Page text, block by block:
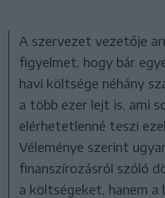
A szervezet vezetője
figyelmet, hogy bár
havi költsége néhány
a több ezer lejt is, ami
elérhetetlenné teszi
Véleménye szerint
finanszírozásról szóló
a költségeket, hanem a